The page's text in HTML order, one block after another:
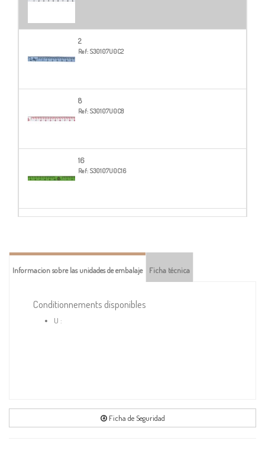
2
Ref: S30107U0C2
8
Ref: S30107U0C8
16
Ref: S30107U0C16
51
Ref: S30107U0C67
Informacion sobre las unidades de embalaje Ficha técnica
Conditionnements disponibles
U :
Ficha de Seguridad